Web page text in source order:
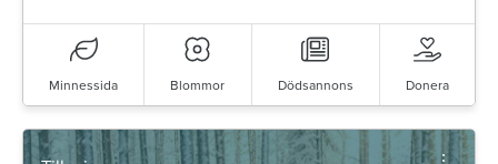
Minnessida Blommor Dödsannons Donera